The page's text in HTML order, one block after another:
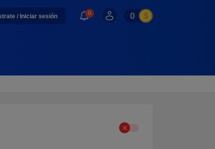
/ Iniciar sesión 0 0